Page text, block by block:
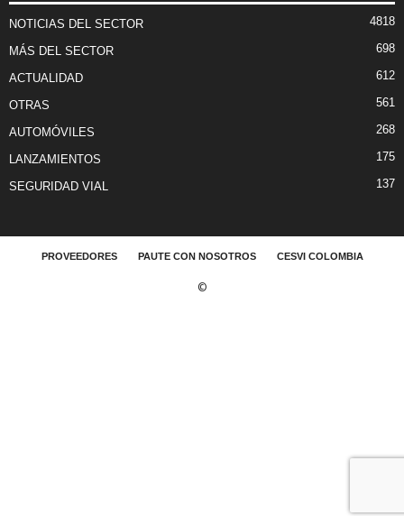
NOTICIAS DEL SECTOR 4818
MÁS DEL SECTOR 698
ACTUALIDAD 612
OTRAS 561
AUTOMÓVILES 268
LANZAMIENTOS 175
SEGURIDAD VIAL 137
PROVEEDORES PAUTE CON NOSOTROS CESVI COLOMBIA
©